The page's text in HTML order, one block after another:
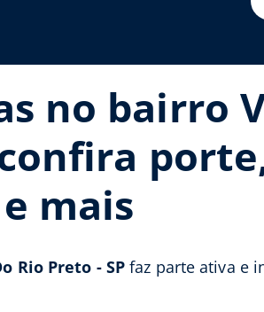
no bairro
mais
Rio Preto - SP faz parte ativa e